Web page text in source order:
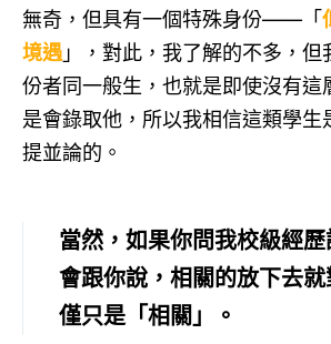
無奇，但具有一個特殊身份——「
境遇 」，對此，我了解的不多，但
份者同一般生，也就是即使沒有這
是會錄取他，所以我相信這類學生
提並論的。
當然，如果你問我校級經
會跟你說，相關的放下去
僅只是「相關」。